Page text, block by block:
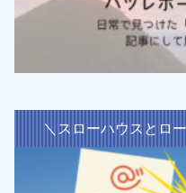
＼スローハウスとロ